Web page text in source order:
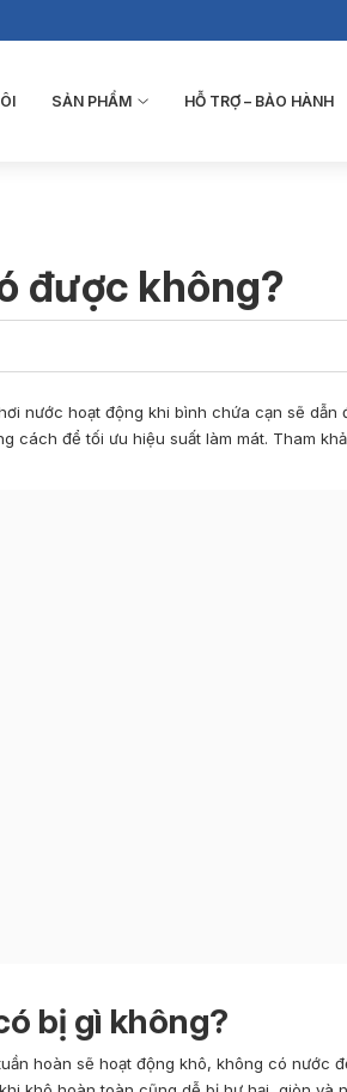
SẢN PHẨM HỖ TRỢ – BẢO HÀNH
được không?
nước hoạt động khi bình chứa cạn sẽ dẫn
cách để tối ưu hiệu suất làm mát. Tham
bị gì không?
hoàn sẽ hoạt động khô, không có nước